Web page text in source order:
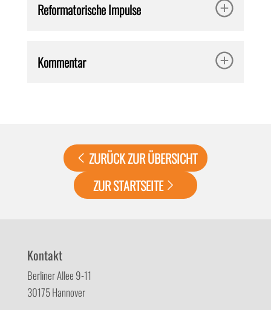
Reformatorische Impulse
Kommentar
ZURÜCK ZUR ÜBERSICHT
ZUR STARTSEITE
Kontakt
Berliner Allee 9-11
30175 Hannover